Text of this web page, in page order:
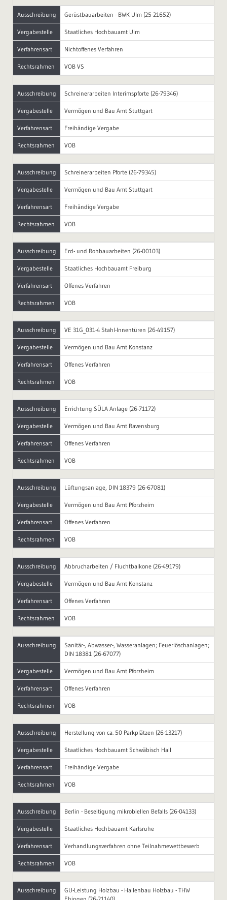
Ausschreibung Gerüstbauarbeiten - BWK Ulm (25-21652)
Vergabestelle Staatliches Hochbauamt Ulm
Verfahrensart Nichtoffenes Verfahren
Rechtsrahmen VOB VS
Ausschreibung Schreinerarbeiten Interimspforte (26-79346)
Vergabestelle Vermögen und Bau Amt Stuttgart
Verfahrensart Freihändige Vergabe
Rechtsrahmen VOB
Ausschreibung Schreinerarbeiten Pforte (26-79345)
Vergabestelle Vermögen und Bau Amt Stuttgart
Verfahrensart Freihändige Vergabe
Rechtsrahmen VOB
Ausschreibung Erd- und Rohbauarbeiten (26-00103)
Vergabestelle Staatliches Hochbauamt Freiburg
Verfahrensart Offenes Verfahren
Rechtsrahmen VOB
Ausschreibung VE 31G_031-4 Stahl-Innentüren (26-49157)
Vergabestelle Vermögen und Bau Amt Konstanz
Verfahrensart Offenes Verfahren
Rechtsrahmen VOB
Ausschreibung Errichtung SÜLA Anlage (26-71172)
Vergabestelle Vermögen und Bau Amt Ravensburg
Verfahrensart Offenes Verfahren
Rechtsrahmen VOB
Ausschreibung Lüftungsanlage, DIN 18379 (26-67081)
Vergabestelle Vermögen und Bau Amt Pforzheim
Verfahrensart Offenes Verfahren
Rechtsrahmen VOB
Ausschreibung Abbrucharbeiten / Fluchtbalkone (26-49179)
Vergabestelle Vermögen und Bau Amt Konstanz
Verfahrensart Offenes Verfahren
Rechtsrahmen VOB
Ausschreibung
Sanitär-, Abwasser-, Wasseranlagen; Feuerlöschanlagen;
DIN 18381 (26-67077)
Vergabestelle Vermögen und Bau Amt Pforzheim
Verfahrensart Offenes Verfahren
Rechtsrahmen VOB
Ausschreibung Herstellung von ca. 50 Parkplätzen (26-13217)
Vergabestelle Staatliches Hochbauamt Schwäbisch Hall
Verfahrensart Freihändige Vergabe
Rechtsrahmen VOB
Ausschreibung Berlin - Beseitigung mikrobiellen Befalls (26-04133)
Vergabestelle Staatliches Hochbauamt Karlsruhe
Verfahrensart Verhandlungsverfahren ohne Teilnahmewettbewerb
Rechtsrahmen VOB
Ausschreibung
GU-Leistung Holzbau - Hallenbau Holzbau - THW